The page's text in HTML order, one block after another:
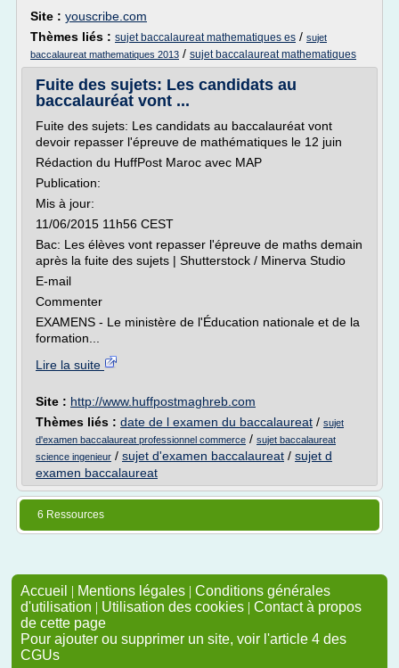
Site : youscribe.com
Thèmes liés : sujet baccalaureat mathematiques es / sujet
baccalaureat mathematiques 2013 / sujet baccalaureat mathematiques
Fuite des sujets: Les candidats au
baccalauréat vont ...
Fuite des sujets: Les candidats au baccalauréat vont
devoir repasser l'épreuve de mathématiques le 12 juin
Rédaction du HuffPost Maroc avec MAP
Publication:
Mis à jour:
11/06/2015 11h56 CEST
Bac: Les élèves vont repasser l'épreuve de maths demain
après la fuite des sujets | Shutterstock / Minerva Studio
E-mail
Commenter
EXAMENS - Le ministère de l'Éducation nationale et de la
formation...
Lire la suite
Site : http://www.huffpostmaghreb.com
Thèmes liés : date de l examen du baccalaureat / sujet
d'examen baccalaureat professionnel commerce / sujet baccalaureat
science ingenieur / sujet d'examen baccalaureat / sujet d
examen baccalaureat
6 Ressources
Accueil | Mentions légales | Conditions générales
d'utilisation | Utilisation des cookies | Contact à propos
de cette page
Pour ajouter ou supprimer un site, voir l'article 4 des
CGUs